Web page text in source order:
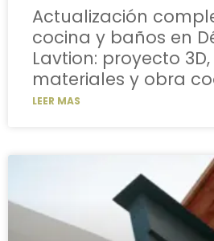
Actualización
cocina y baños en
Lavtion: proyecto
materiales y obra
LEER MAS